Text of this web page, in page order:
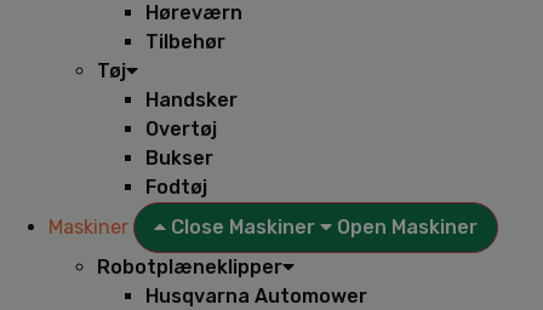
Høreværn
Tilbehør
Tøj
Handsker
Overtøj
Bukser
Fodtøj
Maskiner
Close Maskiner
Open Maskiner
Robotplæneklipper
Husqvarna Automower